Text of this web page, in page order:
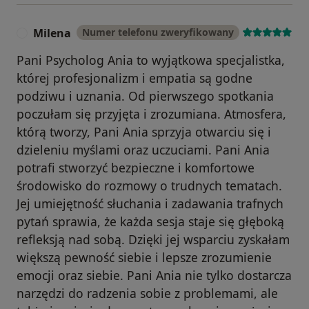
Milena Numer telefonu zweryfikowany
Pani Psycholog Ania to wyjątkowa specjalistka,
której profesjonalizm i empatia są godne
podziwu i uznania. Od pierwszego spotkania
poczułam się przyjęta i zrozumiana. Atmosfera,
którą tworzy, Pani Ania sprzyja otwarciu się i
dzieleniu myślami oraz uczuciami. Pani Ania
potrafi stworzyć bezpieczne i komfortowe
środowisko do rozmowy o trudnych tematach.
Jej umiejętność słuchania i zadawania trafnych
pytań sprawia, że każda sesja staje się głęboką
refleksją nad sobą. Dzięki jej wsparciu zyskałam
większą pewność siebie i lepsze zrozumienie
emocji oraz siebie. Pani Ania nie tylko dostarcza
narzędzi do radzenia sobie z problemami, ale